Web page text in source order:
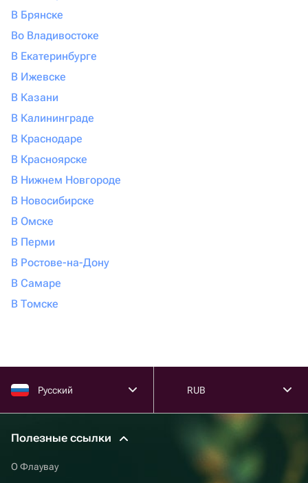
В Брянске
Во Владивостоке
В Екатеринбурге
В Ижевске
В Казани
В Калининграде
В Краснодаре
В Красноярске
В Нижнем Новгороде
В Новосибирске
В Омске
В Перми
В Ростове-на-Дону
В Самаре
В Томске
Русский RUB
Полезные ссылки
О Флаувау